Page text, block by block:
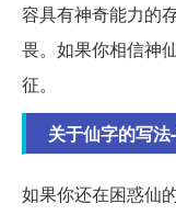
容具有神奇能力的
畏。如果你相信神
征。
关于仙字的写
如果你还在困惑仙